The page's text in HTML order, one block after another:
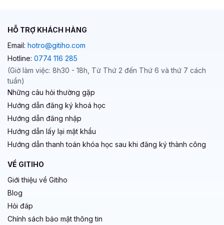
HỖ TRỢ KHÁCH HÀNG
Email: hotro@gitiho.com
Hotline: 0774 116 285
(Giờ làm việc: 8h30 - 18h, Từ Thứ 2 đến Thứ 6 và thứ 7 cách
tuần)
Những câu hỏi thường gặp
Hướng dẫn đăng ký khoá học
Hướng dẫn đăng nhập
Hướng dẫn lấy lại mật khẩu
Hướng dẫn thanh toán khóa học sau khi đăng ký thành công
VỀ GITIHO
Giới thiệu về Gitiho
Blog
Hỏi đáp
Chính sách bảo mật thông tin